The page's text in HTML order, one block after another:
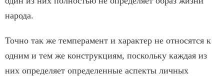
народа.
Точно так же темперамент и характер не относятся к
одним и тем же конструкциям, поскольку каждая из
них определяет определенные аспекты личных